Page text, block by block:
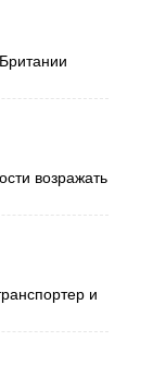
возражать
и